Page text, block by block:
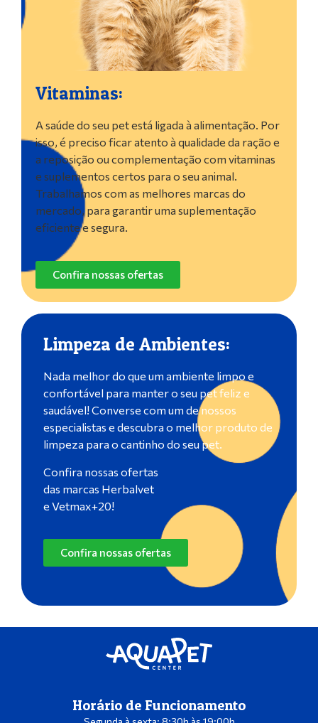
Vitaminas:
A saúde do seu pet está ligada à alimentação. Por
isso, é preciso ficar atento à qualidade da ração e
a reposição ou complementação com vitaminas
e suplementos certos para o seu animal.
Trabalhamos com as melhores marcas do
mercado, para garantir uma suplementação
eficiente e segura.
Confira nossas ofertas
Limpeza de Ambientes:
Nada melhor do que um ambiente limpo e
confortável para manter o seu pet feliz e
saudável! Converse com um de nossos
especialistas e descubra o melhor produto de
limpeza para o cantinho do seu pet.
Confira nossas ofertas
das marcas Herbalvet
e Vetmax+20!
Confira nossas ofertas
Horário de Funcionamento